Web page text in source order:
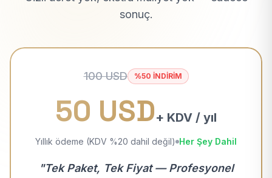
sonuç.
100 USD %50 İNDİRİM
50 USD+ KDV / yıl
Yıllık ödeme (KDV %20 dahil değil) Her Şey Dahil
"Tek Paket, Tek Fiyat — Profesyonel